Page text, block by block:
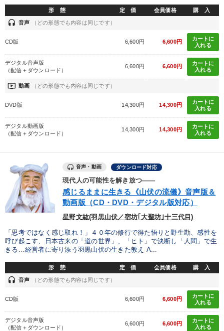
中小企業 モチベーション
※「更新」を押すと「テーマ」「キーワード」を更新いただけます。
ondemand_video 経営音声・動画を探す refresh 更新する
しいただけます
カテゴリー
井上和弘の財務力UP
2025年夏季全国経営者セミナー収録講演ＣＤ・講演ＤＶＤ・デジ
タル版（音声／動画ストリーミング・ダウンロード）
2025年春季全国経営者セミナー収録講演ＣＤ・講演ＤＶＤ・デジ
タル版（音声／動画ストリーミング・ダウンロード）
【3月】音声・映像 改善・生産性向上
《強い財務を実践する経営者》講話４選 企業戦略に学ぶ
【2月】音声・映像 成功哲学・人間学
最新刊・戦略参謀ChatGPT実戦法と中小企業のDXと講話ご案内
売上直結の営業力や販売力を獲得する 経営戦略・経営実務
形 態 定 価 会員価格 購 入
headset 音声 （どの形態でも内容は同じです）
CD版 6,600円 6,600円
カートに
入れる
デジタル音声版
（配信＋ダウンロード）
6,600円 6,600円
カートに
入れる
ondemand_video 動画 （どの形態でも内容は同じです）
DVD版 14,300円 14,300円
カートに
入れる
デジタル動画版
（配信＋ダウンロード）
14,300円 14,300円
カートに
入れる
音声・動画 ダウンロード対応
現代人の可能性を解き放つ――
感じるままに生きる《山伏の流儀》音声版＆
動画版（CD・DVD・デジタル版対応）
星野文紘(羽黒山伏／宿坊｢大聖坊｣十三代目)
「思考ではなく感じ取れ！」４０年の修行で得た悟りと野生勘、感性を
呼び起こす、日本古来の「道の世界」、「ヒト」で決断し「人間」で生
きる…経営者に寄り添う羽黒山伏の生きた教え A...
形 態 定 価 会員価格 購 入
headset 音声 （どの形態でも内容は同じです）
CD版 6,600円 6,600円
カートに
入れる
デジタル音声版
（配信＋ダウンロード）
6,600円 6,600円
カートに
入れる